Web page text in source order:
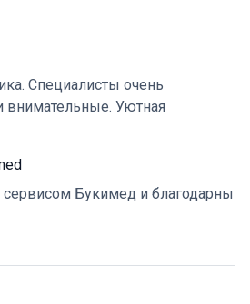
Специалисты очень
внимательные. Уютная
атмосфера. Мы очень
в частности спасибо Игорью.
Букимед и благодарны